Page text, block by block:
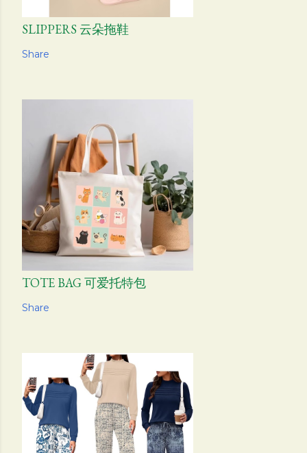
SLIPPERS 云朵拖鞋
Share
TOTE BAG 可爱托特包
Share